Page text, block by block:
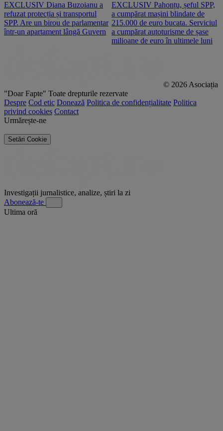
EXCLUSIV Diana Buzoianu a
refuzat protecția și transportul
SPP. Are un birou de parlamentar
într-un apartament lângă Guvern
EXCLUSIV Pahonțu, șeful SPP,
a cumpărat mașini blindate de
215.000 de euro bucata. Serviciul
a cumpărat autoturisme de șase
milioane de euro în ultimele luni
© 2026 Asociația
"Doar Fapte" Toate drepturile rezervate
Despre Cod etic Donează Politica de confidențialitate Politica
privind cookies Contact
Urmărește-ne
Setări Cookie
Investigații jurnalistice, analize, știri la zi
Abonează-te
Ultima oră